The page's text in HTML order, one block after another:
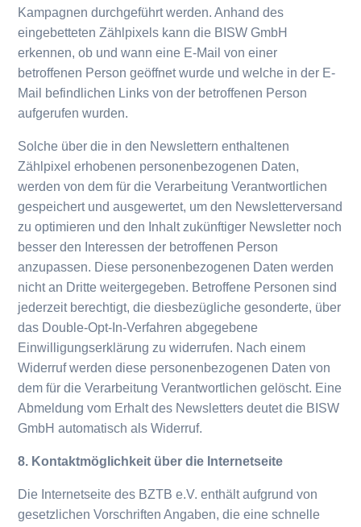
Kampagnen durchgeführt werden. Anhand des
eingebetteten Zählpixels kann die BISW GmbH
erkennen, ob und wann eine E-Mail von einer
betroffenen Person geöffnet wurde und welche in der E-
Mail befindlichen Links von der betroffenen Person
aufgerufen wurden.
Solche über die in den Newslettern enthaltenen
Zählpixel erhobenen personenbezogenen Daten,
werden von dem für die Verarbeitung Verantwortlichen
gespeichert und ausgewertet, um den Newsletterversand
zu optimieren und den Inhalt zukünftiger Newsletter noch
besser den Interessen der betroffenen Person
anzupassen. Diese personenbezogenen Daten werden
nicht an Dritte weitergegeben. Betroffene Personen sind
jederzeit berechtigt, die diesbezügliche gesonderte, über
das Double-Opt-In-Verfahren abgegebene
Einwilligungserklärung zu widerrufen. Nach einem
Widerruf werden diese personenbezogenen Daten von
dem für die Verarbeitung Verantwortlichen gelöscht. Eine
Abmeldung vom Erhalt des Newsletters deutet die BISW
GmbH automatisch als Widerruf.
8. Kontaktmöglichkeit über die Internetseite
Die Internetseite des BZTB e.V. enthält aufgrund von
gesetzlichen Vorschriften Angaben, die eine schnelle